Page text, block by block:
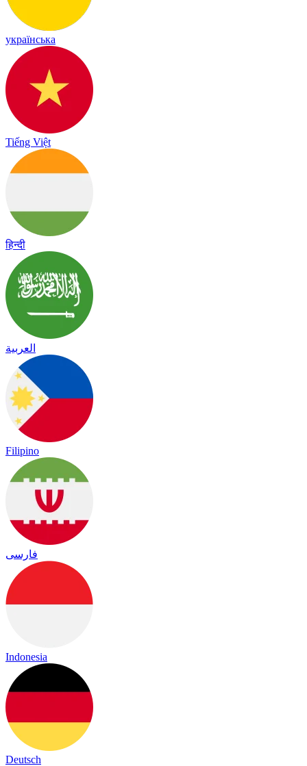
українська
Tiếng Việt
हिन्दी
العربية
Filipino
فارسی
Indonesia
Deutsch